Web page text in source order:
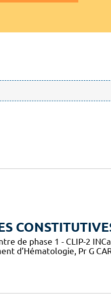
de phase 1 - CLIP-2
d’Hématologie, Pr G